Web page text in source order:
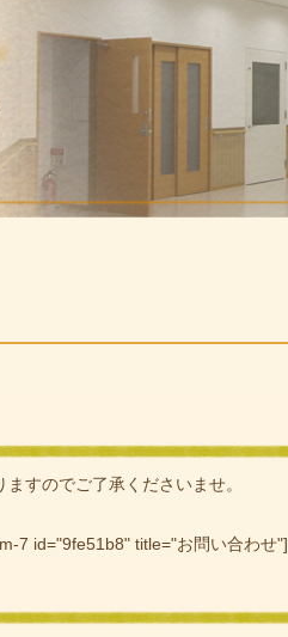
すのでご了承くださいませ。
7 id="9fe51b8" title="お問い合わせ"]